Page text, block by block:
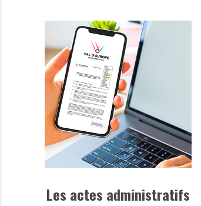
Les actes administratifs